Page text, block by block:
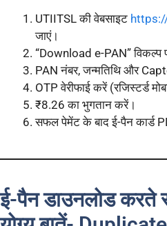
UTIITSL की वेबसाइट
जाएं।
“Download e-PAN” विकल्प
PAN नंबर, जन्मतिथि और
OTP वेरीफाई करें (रजिस्टर्ड
₹8.26 का भुगतान करें।
सफल पेमेंट के बाद ई-पैन कार्ड
ई-पैन डाउनलोड करते